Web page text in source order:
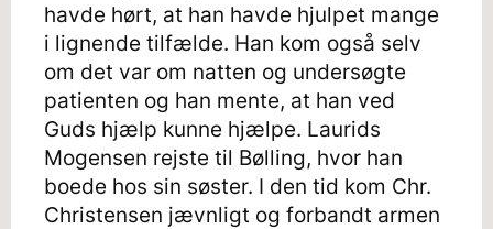
havde hørt, at han havde hjulpet mange
i lignende tilfælde. Han kom også selv
om det var om natten og undersøgte
patienten og han mente, at han ved
Guds hjælp kunne hjælpe. Laurids
Mogensen rejste til Bølling, hvor han
boede hos sin søster. I den tid kom Chr.
Christensen jævnligt og forbandt armen